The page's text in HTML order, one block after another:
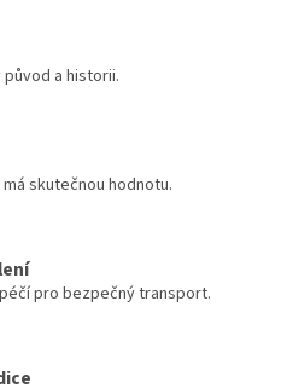
původ a historii.
skutečnou hodnotu.
pro bezpečný transport.